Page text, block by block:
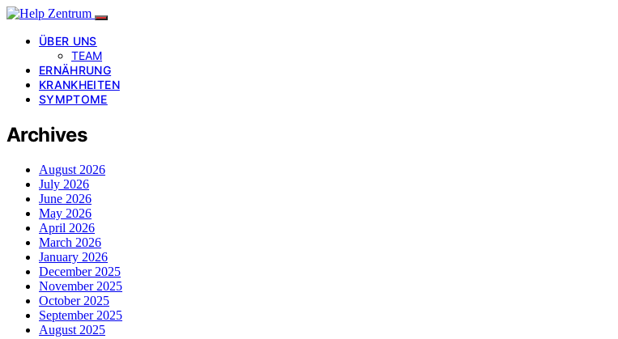
ÜBER UNS
TEAM
ERNÄHRUNG
KRANKHEITEN
SYMPTOME
Archives
August 2026
July 2026
June 2026
May 2026
April 2026
March 2026
January 2026
December 2025
November 2025
October 2025
September 2025
August 2025